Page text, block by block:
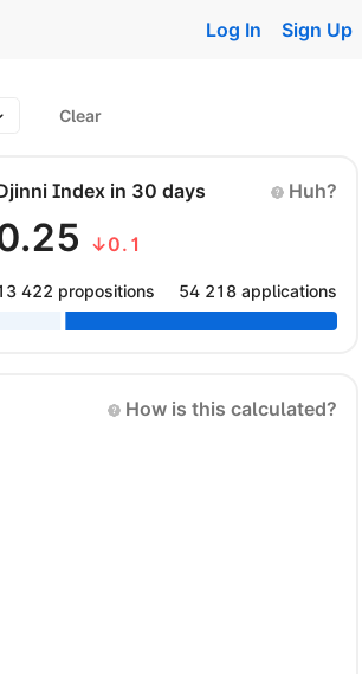
Log In Sign Up
Clear
Index in 30 days Huh?
↓0.1
422 propositions 54 218 applications
How is this calculated?